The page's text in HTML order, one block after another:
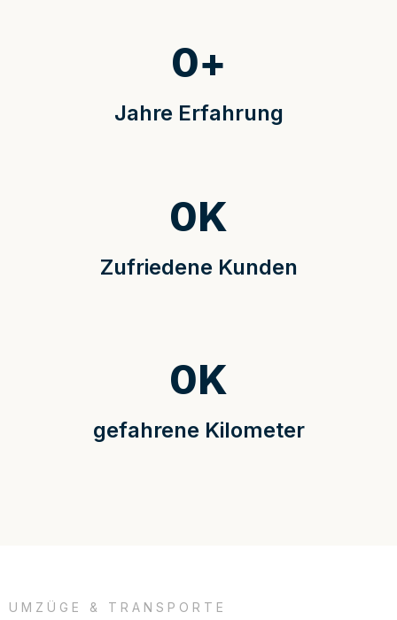
Jahre Erfahrung
0+
Zufriedene Kunden
0K
gefahrene Kilometer
0K
UMZÜGE & TRANSPORTE